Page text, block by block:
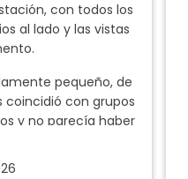
con todos los
al lado y las vistas
pequeño, de
coincidió con grupos
y no parecía haber
lo que no pudimos
deseado.